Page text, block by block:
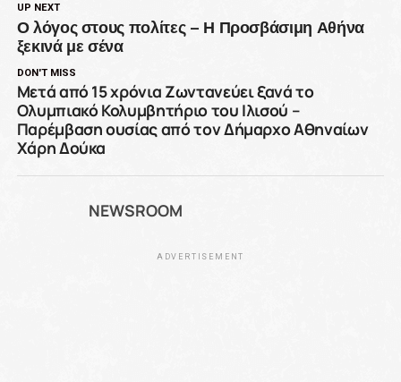
UP NEXT
Ο λόγος στους πολίτες – Η Προσβάσιμη Αθήνα
ξεκινά με σένα
DON'T MISS
Μετά από 15 χρόνια Ζωντανεύει ξανά το
Ολυμπιακό Κολυμβητήριο του Ιλισού –
Παρέμβαση ουσίας από τον Δήμαρχο Αθηναίων
Χάρη Δούκα
NEWSROOM
ADVERTISEMENT